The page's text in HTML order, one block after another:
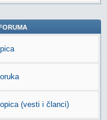
(vesti i članci)